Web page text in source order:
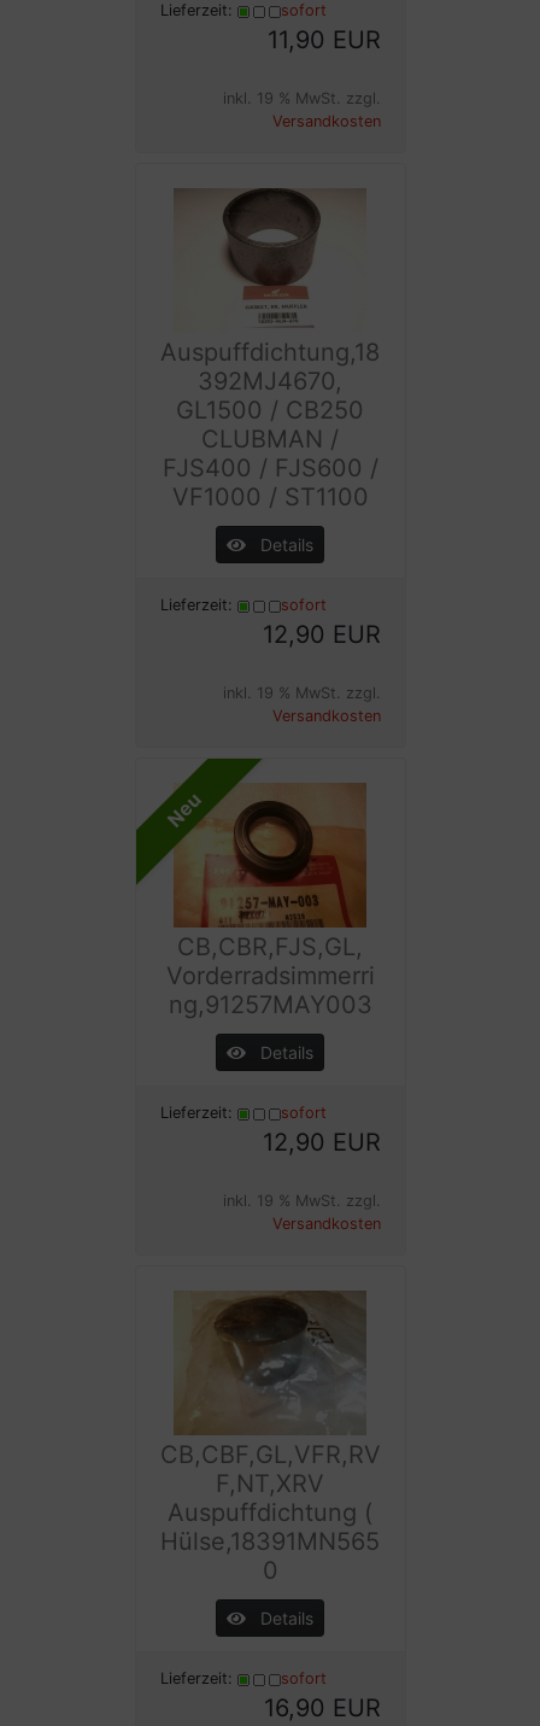
Lieferzeit: sofort
11,90 EUR
inkl. 19 % MwSt. zzgl.
Versandkosten
Auspuffdichtung,18
392MJ4670,
GL1500 / CB250
CLUBMAN /
FJS400 / FJS600 /
VF1000 / ST1100
Details
Lieferzeit: sofort
12,90 EUR
inkl. 19 % MwSt. zzgl.
Versandkosten
Neu
CB,CBR,FJS,GL,
Vorderradsimmerri
ng,91257MAY003
Details
Lieferzeit: sofort
12,90 EUR
inkl. 19 % MwSt. zzgl.
Versandkosten
CB,CBF,GL,VFR,RV
F,NT,XRV
Auspuffdichtung (
Hülse,18391MN565
0
Details
Lieferzeit: sofort
16,90 EUR